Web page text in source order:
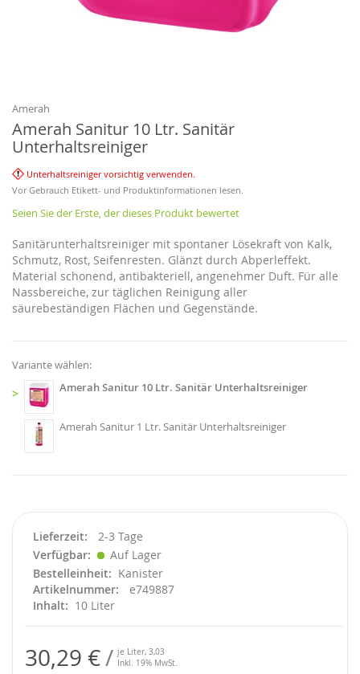
Bildgalerie
springen
Amerah
Amerah Sanitur 10 Ltr. Sanitär
Unterhaltsreiniger
Unterhaltsreiniger vorsichtig verwenden.
Vor Gebrauch Etikett- und Produktinformationen lesen.
Seien Sie der Erste, der dieses Produkt bewertet
Sanitärunterhaltsreiniger mit spontaner Lösekraft von Kalk,
Schmutz, Rost, Seifenresten. Glänzt durch Abperleffekt.
Material schonend, antibakteriell, angenehmer Duft. Für alle
Nassbereiche, zur täglichen Reinigung aller
säurebeständigen Flächen und Gegenstände.
Variante wählen:
> Amerah Sanitur 10 Ltr. Sanitär Unterhaltsreiniger
Amerah Sanitur 1 Ltr. Sanitär Unterhaltsreiniger
Lieferzeit
2-3 Tage
Verfügbar
Auf Lager
Bestelleinheit
Kanister
Artikelnummer
e749887
Inhalt
10 Liter
30,29 € je Liter, 3,03
Inkl. 19% MwSt.